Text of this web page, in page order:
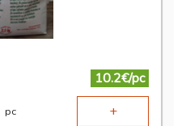
10.2€/pc
pc +